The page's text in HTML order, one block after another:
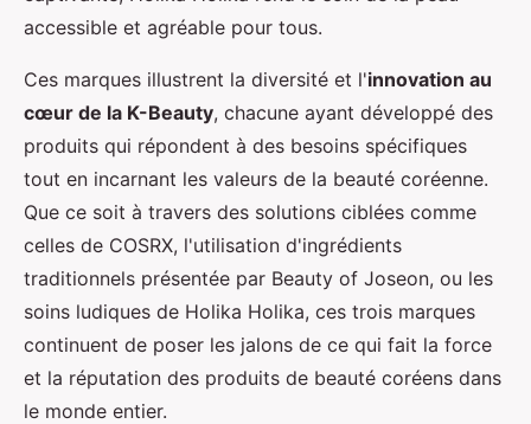
accessible et agréable pour tous.
Ces marques illustrent la diversité et l'innovation au
cœur de la K-Beauty, chacune ayant développé des
produits qui répondent à des besoins spécifiques
tout en incarnant les valeurs de la beauté coréenne.
Que ce soit à travers des solutions ciblées comme
celles de COSRX, l'utilisation d'ingrédients
traditionnels présentée par Beauty of Joseon, ou les
soins ludiques de Holika Holika, ces trois marques
continuent de poser les jalons de ce qui fait la force
et la réputation des produits de beauté coréens dans
le monde entier.